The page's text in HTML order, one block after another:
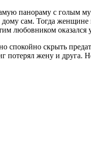
панораму с голым
дому сам. Тогда
любовником
спокойно скрыть
потерял жену и друга.